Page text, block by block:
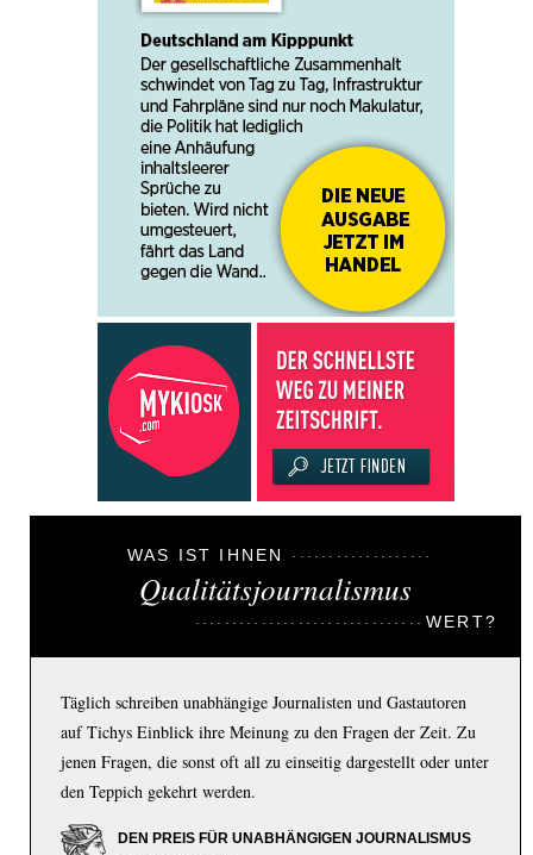
WAS IST IHNEN
Qualitätsjournalismus
WERT?
Täglich schreiben unabhängige Journalisten und Gastautoren
auf Tichys Einblick ihre Meinung zu den Fragen der Zeit. Zu
jenen Fragen, die sonst oft all zu einseitig dargestellt oder unter
den Teppich gekehrt werden.
DEN PREIS FÜR UNABHÄNGIGEN JOURNALISMUS